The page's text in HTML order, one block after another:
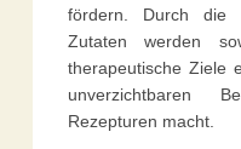
fördern. Durch die
Zutaten werden
therapeutische Ziele
unverzichtbaren
Rezepturen macht.